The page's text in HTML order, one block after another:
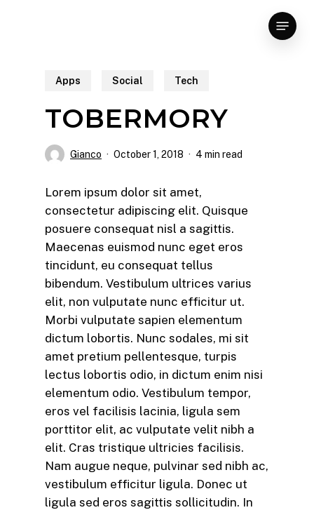
Menu
Apps Social Tech
TOBERMORY
Gianco October 1, 2018 4 min read
Lorem ipsum dolor sit amet,
consectetur adipiscing elit. Quisque
posuere consequat nisl a sagittis.
Maecenas euismod nunc eget eros
tincidunt, eu consequat tellus
bibendum. Vestibulum ultrices varius
elit, non vulputate nunc efficitur ut.
Morbi vulputate sapien elementum
dictum lobortis. Nunc sodales, mi sit
amet pretium pellentesque, turpis
lectus lobortis odio, in dictum enim nisi
elementum odio. Vestibulum tempor,
eros vel facilisis lacinia, ligula sem
porttitor elit, ac vulputate velit nibh a
elit. Cras tristique ultricies facilisis.
Nam augue neque, pulvinar sed nibh ac,
vestibulum efficitur ligula. Donec ut
ligula sed eros sagittis sollicitudin. In